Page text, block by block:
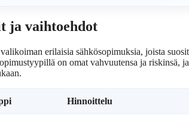
ja vaihtoehdot
erilaisia sähkösopimuksia, joista
on omat vahvuutensa ja riskinsä,
Hinnoittelu